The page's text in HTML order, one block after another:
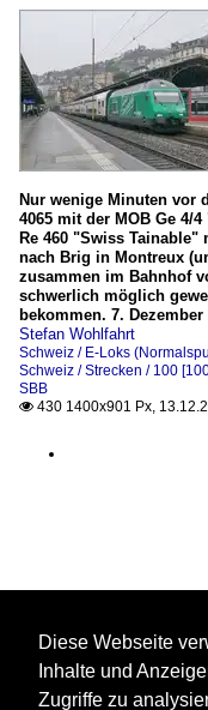
Nur wenige Minuten vor
4065 mit der MOB Ge 4/
Re 460 "Swiss
nach Brig in Montreux
zusammen im Bahnhof
schwerlich möglich
bekommen. 7. Dezember
Stefan Wohlfahrt
Schweiz / E-Loks
Schweiz / Strecken / 100
SBB
 430 1400x901 Px,
Diese Webseite
Inhalte und
Zugriffe zu